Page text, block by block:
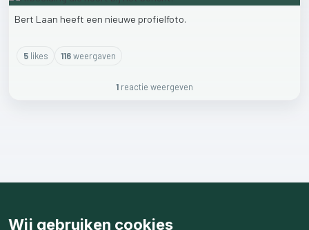
Bert Laan heeft een nieuwe profielfoto.
5likes 116weergaven
1 reactie weergeven
Wij gebruiken cookies